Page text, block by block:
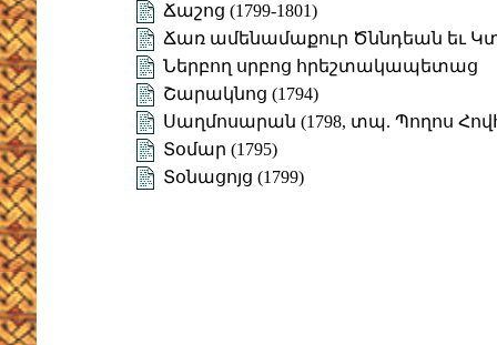
Ճաշոց (1799-1801)
Ճառ ամենամաքուր Ծննդեան եւ
Ներբող սրբոց հրեշտակապետաց
Շարակնոց (1794)
Սաղմոսարան (1798, տպ. Պողոս
Տօմար (1795)
Տօնացոյց (1799)